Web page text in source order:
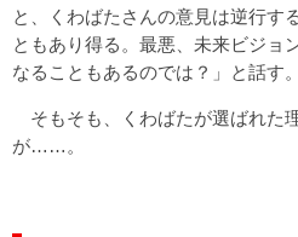
と、くわばたさんの意見は逆行す
ともあり得る。最悪、未来ビジョ
なることもあるのでは？」と話す。
そもそも、くわばたが選ばれた
が……。